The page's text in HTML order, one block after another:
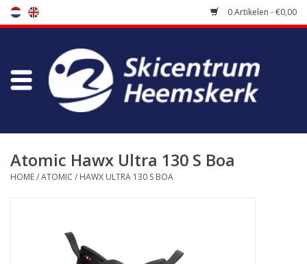
0 Artikelen - €0,00
Winkel
Bootfitting
Atomic Hawx Ultra 130 S Boa
HOME/ATOMIC / HAWX ULTRA 130 S BOA